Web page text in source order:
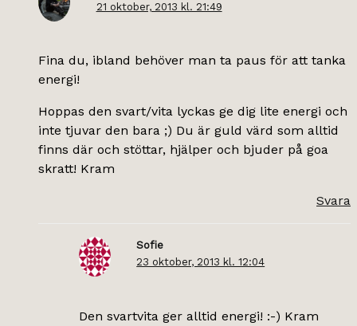
21 oktober, 2013 kl. 21:49
Fina du, ibland behöver man ta paus för att tanka
energi!
Hoppas den svart/vita lyckas ge dig lite energi och
inte tjuvar den bara ;) Du är guld värd som alltid
finns där och stöttar, hjälper och bjuder på goa
skratt! Kram
Svara
Sofie
23 oktober, 2013 kl. 12:04
Den svartvita ger alltid energi! :-) Kram